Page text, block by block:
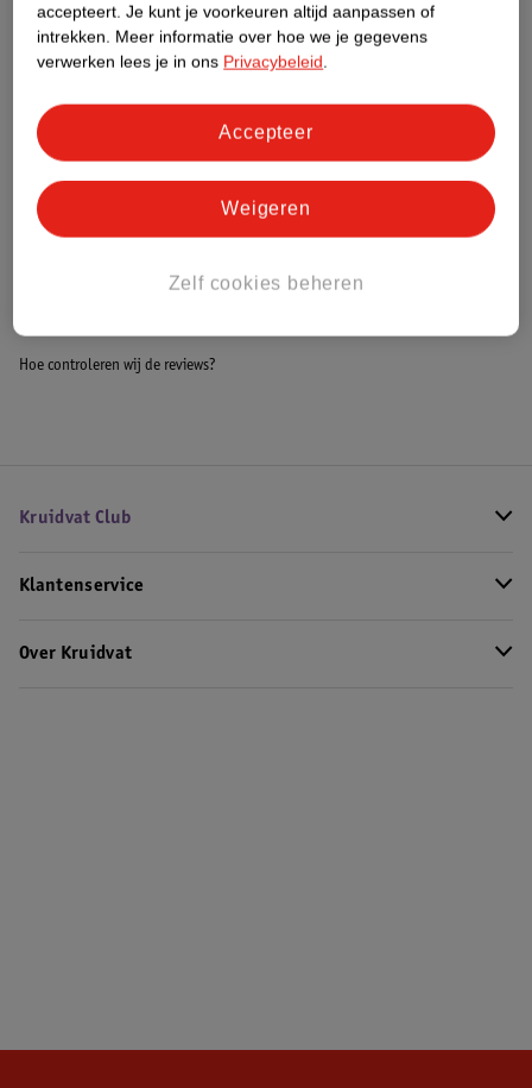
Dit product heeft (nog) geen Nature
Impact Score.
Meer informatie
Bestel & Bezorginformatie
Hoe controleren wij de reviews?
Kruidvat Club
Klantenservice
Over Kruidvat
accepteert. Je kunt je voorkeuren altijd aanpassen of
intrekken. Meer informatie over hoe we je gegevens
verwerken lees je in ons Privacybeleid.
Zelf cookies beheren
Weigeren
Accepteer